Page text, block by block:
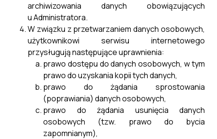
archiwizowania danych obowiązujących
u Administratora.
W związku z przetwarzaniem danych osobowych,
użytkownikowi serwisu internetowego
przysługują następujące uprawnienia:
prawo dostępu do danych osobowych, w tym
prawo do uzyskania kopii tych danych,
prawo do żądania sprostowania
(poprawiania) danych osobowych,
prawo do żądania usunięcia danych
osobowych (tzw. prawo do bycia
zapomnianym),